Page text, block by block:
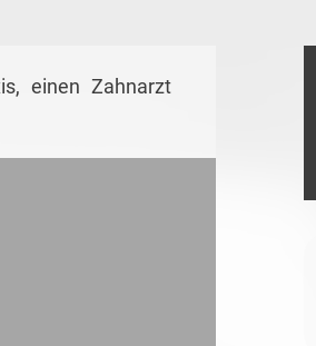
einen Zahnarzt